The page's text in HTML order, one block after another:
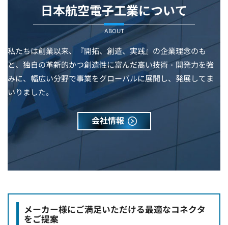
日本航空電子工業について
ABOUT
私たちは創業以来、『開拓、創造、実践』の企業理念のも
と、独自の革新的かつ創造性に富んだ高い技術・開発力を強
みに、幅広い分野で事業をグローバルに展開し、発展してま
いりました。
会社情報
メーカー様にご満足いただける最適なコネクタ
をご提案